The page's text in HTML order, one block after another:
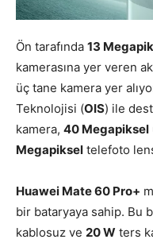
Ön tarafında 13
kamerasına yer veren
üç tane kamera yer
Teknolojisi (OIS) ile
kamera, 40 Megapiksel
Megapiksel telefoto
Huawei Mate 60 Pro+
bir bataryaya sahip. Bu
kablosuz ve 20 W ters